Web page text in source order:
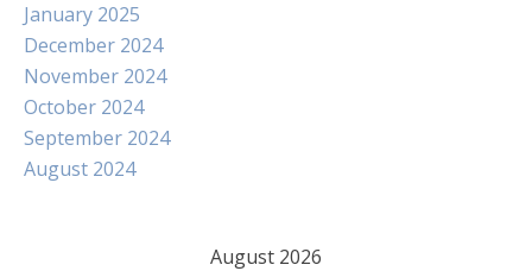
January 2025
December 2024
November 2024
October 2024
September 2024
August 2024
August 2026